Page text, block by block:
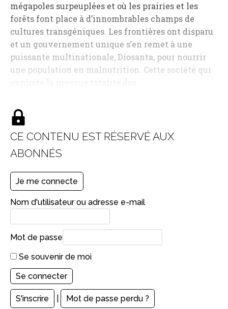
mégapoles surpeuplées et où les prairies et les
forêts font place à d’innombrables champs de
cultures transgéniques. Les frontières ont disparu
et un gouvernement unique s’en remet à une
puissante multinationale, Diosanta, pour nourrir
une population en malnutrition. Cette société qui
CE CONTENU EST RÉSERVÉ AUX
ABONNÉS
Je me connecte
Nom d'utilisateur ou adresse e-mail
Mot de passe
Se souvenir de moi
S'inscrire Mot de passe perdu ?